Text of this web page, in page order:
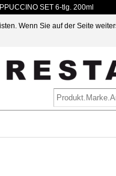
Wenn Sie auf der Seite
SET 6-tlg. 200ml